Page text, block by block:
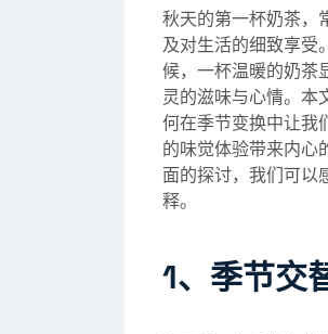
秋天的第一杯奶茶，
及对生活的细致享受
候，一杯温暖的奶茶
灵的滋味与心情。本
何在季节变换中让我
的味觉体验带来内心
面的探讨，我们可以
释。
1、季节交